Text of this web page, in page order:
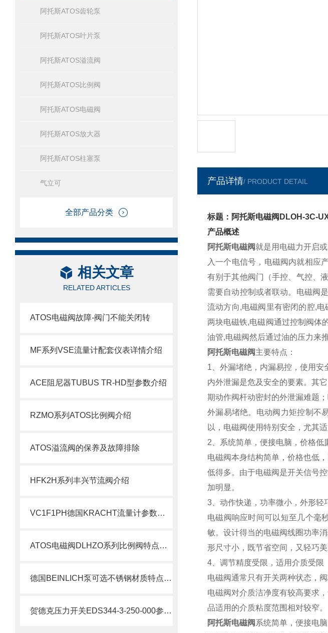
阿托斯ATOS齿轮泵
阿托斯ATOS叶片泵
阿托斯ATOS溢流阀
阿托斯ATOS比例阀
阿托斯ATOS电磁阀
阿托斯ATOS放大器
阿托斯ATOS柱塞泵
气立可
全部产品分类
相关文章
RELATED ARTICLES
ATOS电磁阀故障-阀门不能关闭转
MF系列VSE流量计配套仪表详情介绍
ACE阻尼器TUBUS TR-HD型参数介绍
RZMO系列ATOS比例阀介绍
ATOS溢流阀的保养及故障排除
HFK2H系列丰兴节流阀介绍
VC1F1PH德国KRACHT流量计参数答疑
ATOS电磁阀DLHZO系列比例阀特点介绍
德国BEINLICH泵可选不锈钢材质特点介绍
贺德克压力开关EDS344-3-250-000参数介绍
产品详情/ PRODUCT DETAIL
标题：阿托斯电磁阀DLOH-3C-
产品概述
阿托斯电磁阀就是用电磁力开启
入一个电信号，电磁阀内就相应
有别于其他阀门（手控、气控、
需要自动控制或者联动。电磁阀
流动方向,电磁阀里有密闭的腔,
两块电磁铁,电磁阀通过控制阀体
油管,电磁阀然后通过油的压力来
阿托斯电磁阀主要特点：
1、外漏堵绝，内漏易控，使用安
内外泄漏是危及安全的要素。其
期动作阀杆动密封的外泄漏难题
外漏易堵绝。电动阀力矩控制不
以，电磁阀使用特别安全，尤其
2、系统简单，便接电脑，价格低
电磁阀本身结构简单，价格也低
低得多。由于电磁阀是开关信号
加明显。
3、动作快递，功率微小，外形轻
电磁阀响应时间可以短至几个毫
敏。设计得当的电磁阀线圈功率
形尺寸小，既节省空间，又轻巧美
4、调节精度受限，适用介质受限
电磁阀通常只有开关两种状态，
电磁阀对介质洁净度有较高要求
品适用的介质粘度范围相对较窄。
阿托斯电磁阀系统简单，便接电